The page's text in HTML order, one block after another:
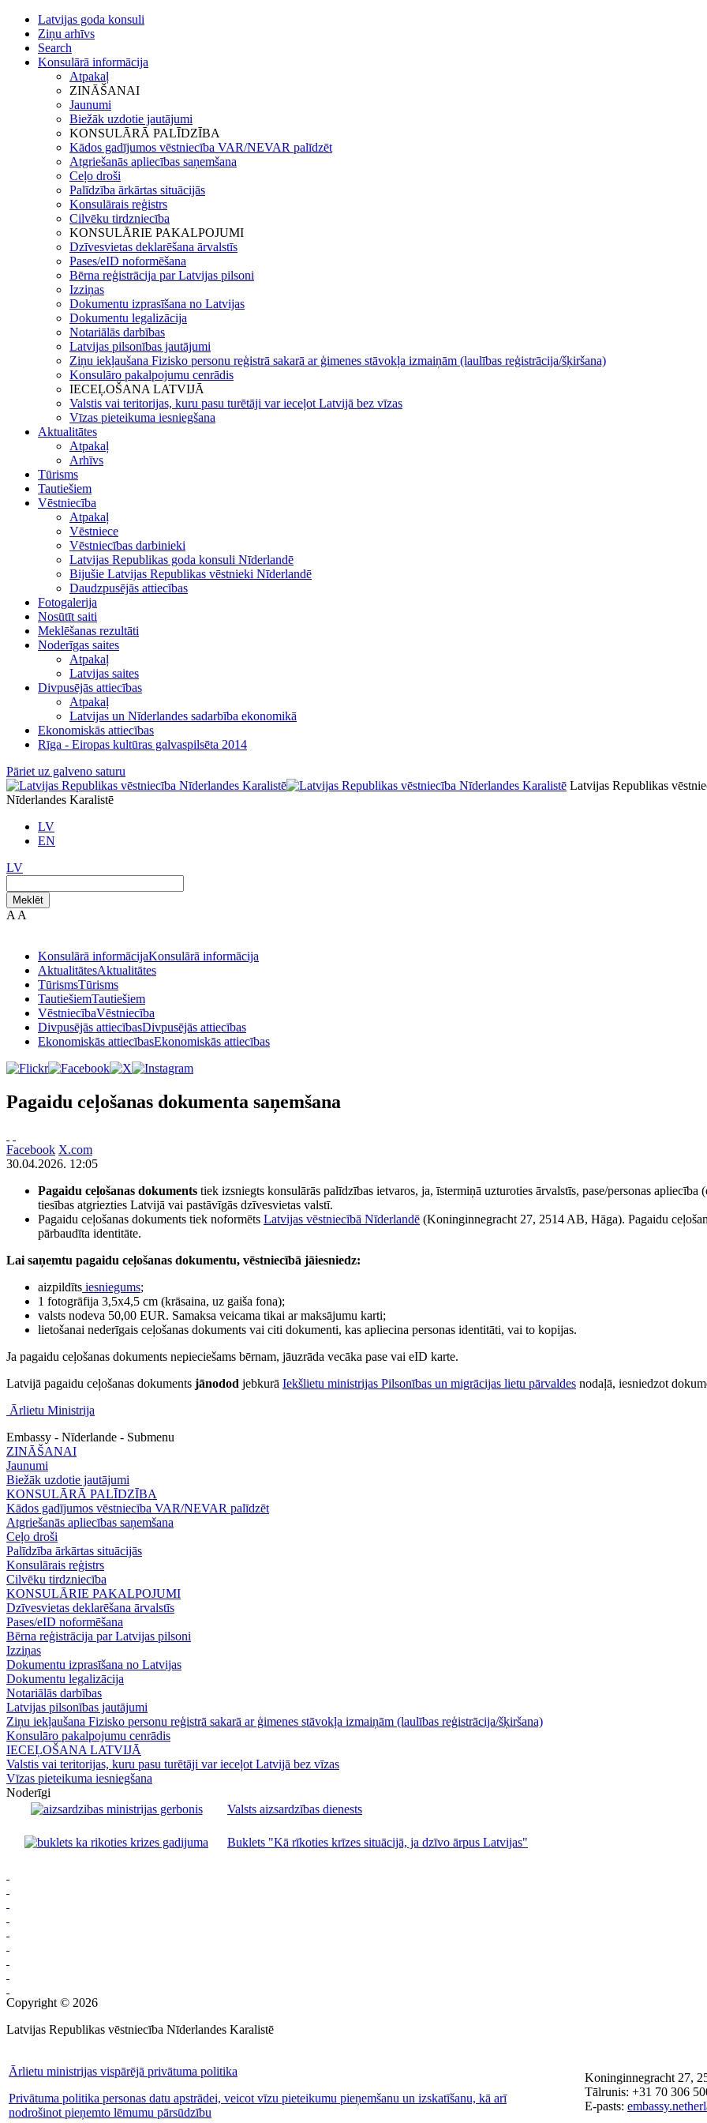
Latvijas goda konsuli
Ziņu arhīvs
Search
Konsulārā informācija
Atpakaļ
ZINĀŠANAI
Jaunumi
Biežāk uzdotie jautājumi
KONSULĀRĀ PALĪDZĪBA
Kādos gadījumos vēstniecība VAR/NEVAR palīdzēt
Atgriešanās apliecības saņemšana
Ceļo droši
Palīdzība ārkārtas situācijās
Konsulārais reģistrs
Cilvēku tirdzniecība
KONSULĀRIE PAKALPOJUMI
Dzīvesvietas deklarēšana ārvalstīs
Pases/eID noformēšana
Bērna reģistrācija par Latvijas pilsoni
Izziņas
Dokumentu izprasīšana no Latvijas
Dokumentu legalizācija
Notariālās darbības
Latvijas pilsonības jautājumi
Ziņu iekļaušana Fizisko personu reģistrā sakarā ar ģimenes stāvokļa izmaiņām (laulības reģistrācija/šķiršana)
Konsulāro pakalpojumu cenrādis
IECEĻOŠANA LATVIJĀ
Valstis vai teritorijas, kuru pasu turētāji var ieceļot Latvijā bez vīzas
Vīzas pieteikuma iesniegšana
Aktualitātes
Atpakaļ
Arhīvs
Tūrisms
Tautiešiem
Vēstniecība
Atpakaļ
Vēstniece
Vēstniecības darbinieki
Latvijas Republikas goda konsuli Nīderlandē
Bijušie Latvijas Republikas vēstnieki Nīderlandē
Daudzpusējās attiecības
Fotogalerija
Nosūtīt saiti
Meklēšanas rezultāti
Noderīgas saites
Atpakaļ
Latvijas saites
Divpusējās attiecības
Atpakaļ
Latvijas un Nīderlandes sadarbība ekonomikā
Ekonomiskās attiecības
Rīga - Eiropas kultūras galvaspilsēta 2014
Pāriet uz galveno saturu
Latvijas Republikas
Nīderlandes Karalistē
LV
EN
LV
Meklēt
A A
Konsulārā informācijaKonsulārā informācija
AktualitātesAktualitātes
TūrismsTūrisms
TautiešiemTautiešiem
VēstniecībaVēstniecība
Divpusējās attiecībasDivpusējās attiecības
Ekonomiskās attiecībasEkonomiskās attiecības
Pagaidu ceļošanas dokumenta saņemšana
Facebook X.com
30.04.2026. 12:05
Pagaidu ceļošanas dokuments tiek izsniegts konsulārās palīdzības ietvaros, ja, īstermiņā uzturoties ārvalstīs, pase/personas
tiesības atgriezties Latvijā vai pastāvīgās dzīvesvietas valstī.
Pagaidu ceļošanas dokuments tiek noformēts Latvijas vēstniecībā Nīderlandē (Koninginnegracht 27, 2514 AB, Hāga). Pagaidu
pārbaudīta identitāte.
Lai saņemtu pagaidu ceļošanas dokumentu, vēstniecībā jāiesniedz:
aizpildīts iesniegums;
1 fotogrāfija 3,5x4,5 cm (krāsaina, uz gaiša fona);
valsts nodeva 50,00 EUR. Samaksa veicama tikai ar maksājumu karti;
lietošanai nederīgais ceļošanas dokuments vai citi dokumenti, kas apliecina personas identitāti, vai to kopijas.
Ja pagaidu ceļošanas dokuments nepieciešams bērnam, jāuzrāda vecāka pase vai eID karte.
Latvijā pagaidu ceļošanas dokuments jānodod jebkurā Iekšlietu ministrijas Pilsonības un migrācijas lietu pārvaldes nodaļā, iesniedzot
Ārlietu Ministrija
Embassy - Nīderlande - Submenu
ZINĀŠANAI
Jaunumi
Biežāk uzdotie jautājumi
KONSULĀRĀ PALĪDZĪBA
Kādos gadījumos vēstniecība VAR/NEVAR palīdzēt
Atgriešanās apliecības saņemšana
Ceļo droši
Palīdzība ārkārtas situācijās
Konsulārais reģistrs
Cilvēku tirdzniecība
KONSULĀRIE PAKALPOJUMI
Dzīvesvietas deklarēšana ārvalstīs
Pases/eID noformēšana
Bērna reģistrācija par Latvijas pilsoni
Izziņas
Dokumentu izprasīšana no Latvijas
Dokumentu legalizācija
Notariālās darbības
Latvijas pilsonības jautājumi
Ziņu iekļaušana Fizisko personu reģistrā sakarā ar ģimenes stāvokļa izmaiņām (laulības reģistrācija/šķiršana)
Konsulāro pakalpojumu cenrādis
IECEĻOŠANA LATVIJĀ
Valstis vai teritorijas, kuru pasu turētāji var ieceļot Latvijā bez vīzas
Vīzas pieteikuma iesniegšana
Noderīgi
Valsts aizsardzības dienests
Buklets "Kā rīkoties krīzes situācijā, ja dzīvo ārpus Latvijas"
Copyright © 2026
Latvijas Republikas vēstniecība Nīderlandes Karalistē
Ārlietu ministrijas vispārējā privātuma politika
Privātuma politika personas datu apstrādei, veicot vīzu pieteikumu pieņemšanu un izskatīšanu, kā arī
nodrošinot pieņemto lēmumu pārsūdzību
Koninginnegracht 27,
Tālrunis: +31 70 306
E-pasts: